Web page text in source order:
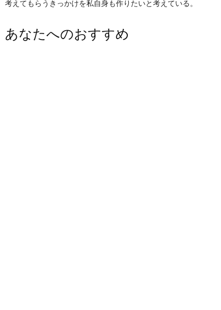
考えてもらうきっかけを私自身も作りたいと考えている。
あなたへのおすすめ